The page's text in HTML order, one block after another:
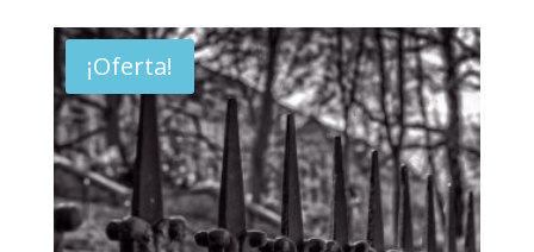
¡Oferta!